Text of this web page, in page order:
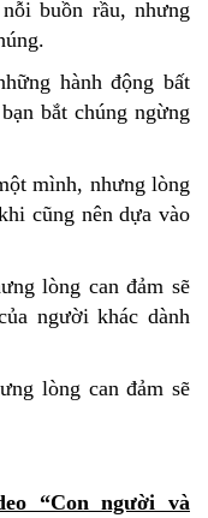
buồn rầu, nhưng
hành động bất
bắt chúng ngừng
mình, nhưng lòng
cũng nên dựa vào
lòng can đảm sẽ
người khác dành
lòng can đảm sẽ
“Con người và